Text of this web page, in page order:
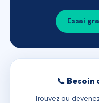
Essai
📞 Besoin
Trouvez ou